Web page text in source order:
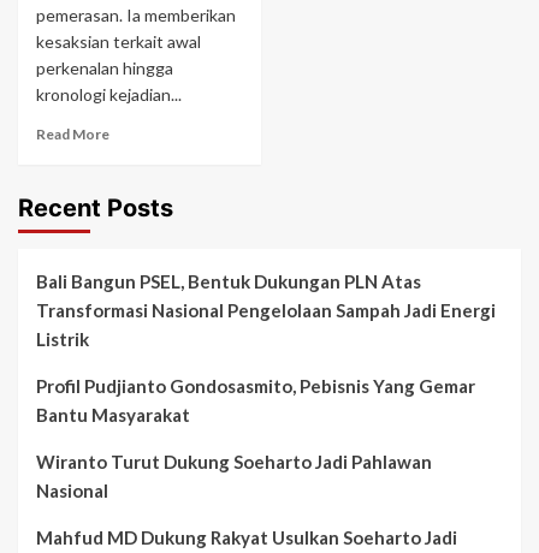
pemerasan. Ia memberikan
kesaksian terkait awal
perkenalan hingga
kronologi kejadian...
Read More
Recent Posts
Bali Bangun PSEL, Bentuk Dukungan PLN Atas
Transformasi Nasional Pengelolaan Sampah Jadi Energi
Listrik
Profil Pudjianto Gondosasmito, Pebisnis Yang Gemar
Bantu Masyarakat
Wiranto Turut Dukung Soeharto Jadi Pahlawan
Nasional
Mahfud MD Dukung Rakyat Usulkan Soeharto Jadi